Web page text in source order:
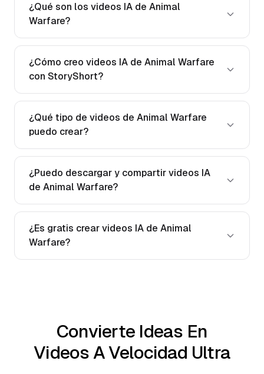
¿Qué son los videos IA de Animal
Warfare?
¿Cómo creo videos IA de Animal Warfare
con StoryShort?
¿Qué tipo de videos de Animal Warfare
puedo crear?
¿Puedo descargar y compartir videos IA
de Animal Warfare?
¿Es gratis crear videos IA de Animal
Warfare?
Convierte Ideas En
Videos A Velocidad Ultra